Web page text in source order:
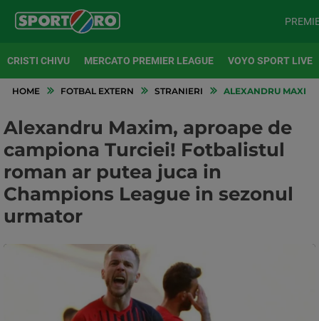
CRISTI CHIVU MERCATO PREMIER LEAGUE VOYO SPORT LIVE
HOME FOTBAL EXTERN STRANIERI ALEXANDRU MAXIM,
Alexandru Maxim, aproape de
campiona Turciei! Fotbalistul
roman ar putea juca in
Champions League in sezonul
urmator